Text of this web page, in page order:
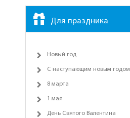
Для праздника
Новый год
С наступающим новым годом
8 марта
1 мая
День Святого Валентина